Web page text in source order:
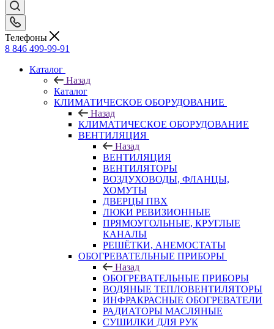
Телефоны
8 846 499-99-91
Каталог
Назад
Каталог
КЛИМАТИЧЕСКОЕ ОБОРУДОВАНИЕ
Назад
КЛИМАТИЧЕСКОЕ ОБОРУДОВАНИЕ
ВЕНТИЛЯЦИЯ
Назад
ВЕНТИЛЯЦИЯ
ВЕНТИЛЯТОРЫ
ВОЗДУХОВОДЫ, ФЛАНЦЫ,
ХОМУТЫ
ДВЕРЦЫ ПВХ
ЛЮКИ РЕВИЗИОННЫЕ
ПРЯМОУГОЛЬНЫЕ, КРУГЛЫЕ
КАНАЛЫ
РЕШЁТКИ, АНЕМОСТАТЫ
ОБОГРЕВАТЕЛЬНЫЕ ПРИБОРЫ
Назад
ОБОГРЕВАТЕЛЬНЫЕ ПРИБОРЫ
ВОДЯНЫЕ ТЕПЛОВЕНТИЛЯТОРЫ
ИНФРАКРАСНЫЕ ОБОГРЕВАТЕЛИ
РАДИАТОРЫ МАСЛЯНЫЕ
СУШИЛКИ ДЛЯ РУК